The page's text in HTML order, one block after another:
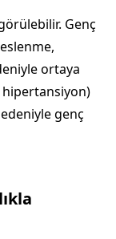
Genç
ortaya
hipertansiyon)
genç